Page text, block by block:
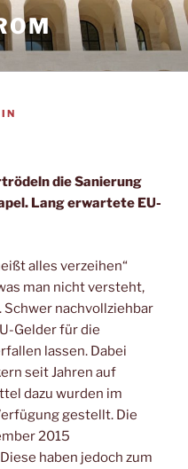
die Sanierung
Lang erwartete EU-
alles verzeihen“
man nicht versteht,
Schwer nachvollziehbar
Gelder für die
lassen. Dabei
seit Jahren auf
dazu wurden im
gestellt. Die
2015
haben jedoch zum